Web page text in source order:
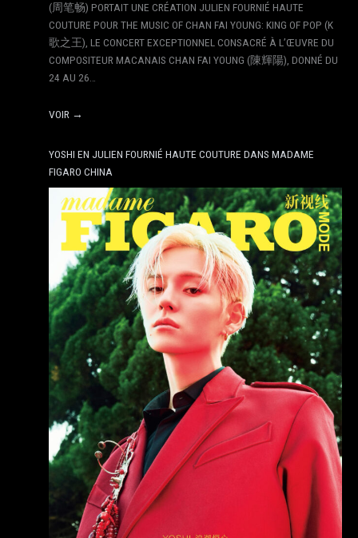
(周笔畅) PORTAIT UNE CRÉATION JULIEN FOURNIÉ HAUTE
COUTURE POUR THE MUSIC OF CHAN FAI YOUNG: KING OF POP (K
歌之王), LE CONCERT EXCEPTIONNEL CONSACRÉ À L’ŒUVRE DU
COMPOSITEUR MACANAIS CHAN FAI YOUNG (陳輝陽), DONNÉ DU
24 AU 26…
VOIR →
YOSHI EN JULIEN FOURNIÉ HAUTE COUTURE DANS MADAME
FIGARO CHINA